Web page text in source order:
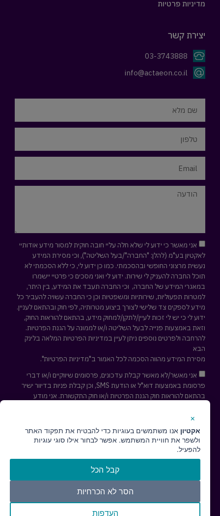
מדיניות פרטיות
יצירת קשר
03-3743888
info@actaeon.co.il
אני מאשר כי ידוע לי שלא חלה עליי חובה חוקית למסור מידע אודותיי
לאקטיון בע"מ (להלן: "החברה"/בעל השליטה"), וכי מסירת המידע
נעשית מרצוני החופשי ובהסכמתי. כמו כן ידוע לי, כי ללא הסכמתי לא
תוכל החברה להעניק לי שירות. ידוע לי ואני מסכים כי פרטיי יישמרו
במאגרי המידע של החברה, וכי החברה תעבד את המידע, בין היתר,
למטרות תפעוליות, שירותיות ומשפטיות וכן כי החברה עשויה להעביר כל
מידע לספקים צד שלישי לצורך ביצוע מטרותיה, לפי חוק ובהתאם לעניין.
ידוע לי כי יש לי זכות לעיין/לתקן/למחוק מידע, בהתאם להוראות החוק,
וזאת באמצעות פנייה לבעל השליטה ו/או לממונה על הגנת הפרטיות.
להרחבה ולפרטים נוספים ניתן לעיין במדיניות הפרטיות המלאה בלינק
הבא
מסירת המידע מהווה הסכמה לכל האמור ב"מדיניות הפרטיות".
אני מאשר/לא מאשר קבלת עדכונים, פרסומים שיווקיים ו/או דברי
פרסומת באמצעות דוא"ל או הודעת SMS, וכן קבלת פניות בדיוור ישיר
בהתאם להוראות חוק הגנת הפרטיות ו/או חוק התקשורת. אני מודע
עדכונים ופרסומים שיווקיים בכל עת ע"י פניה למייל
חזרו אליי ↢
×
אקטיון אנו משתמשים בעוגיות כדי להבטיח את תפקוד האתר
ולשפר את חוויית המשתמש. אפשר לבחור אילו סוגי עוגיות
להפעיל.
קבל הכל
הסר לא הכרחיות
העדפות